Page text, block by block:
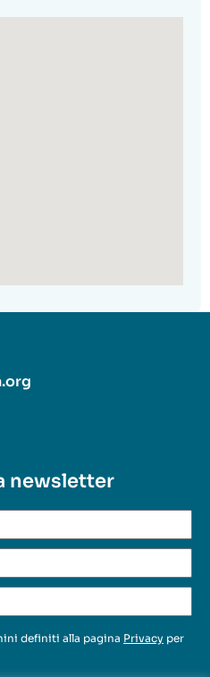
newsletter
definiti alla pagina Privacy per